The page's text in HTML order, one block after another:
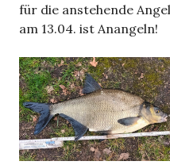
für die anstehende
am 13.04. ist Anangeln!